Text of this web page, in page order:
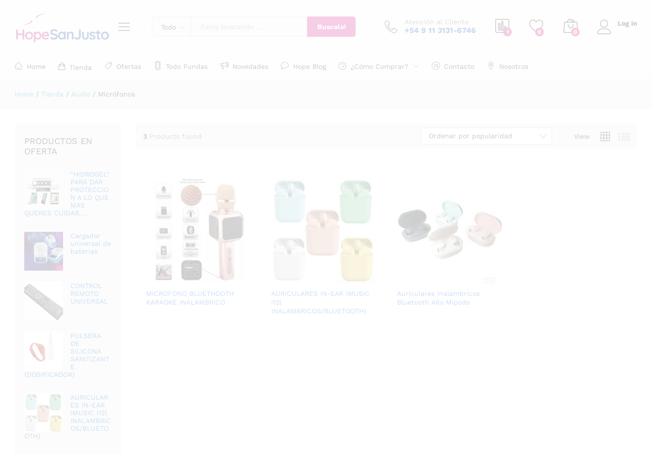
Todo Buscalo!
Atención al Cliente
+54 9 11 3131-6746 1 0 0
Log in
Home Tienda Ofertas Todo Fundas Novedades Hope Blog ¿Cómo Comprar? Contacto Nosotros
Home / Tienda / Audio / Micrófonos
3 Products found View
Ordenar por popularidad
MICROFONO BLUETHOOTH
KARAOKE INALAMBRICO
AURICULARES IN-EAR iMUSIC
i12(
INALAMBRICOS/BLUETOOTH)
Auriculares Inalambricos
Bluetooth A6s Mipods
PRODUCTOS EN
OFERTA
"HIDROGEL"
PARA DAR
PROTECCIO
N A LO QUE
MAS
QUERES CUIDAR.....
Cargador
universal de
baterias
CONTROL
REMOTO
UNIVERSAL
PULSERA
DE
SILICONA
SANITIZANT
E
(DOSIFICADOR)
AURICULAR
ES IN-EAR
iMUSIC i12(
INALAMBRIC
OS/BLUETO
OTH)